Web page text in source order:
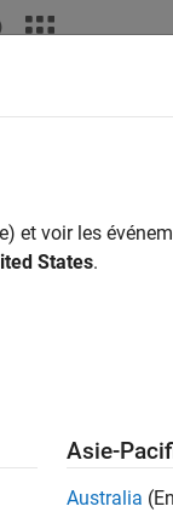
et voir les
States.
Asie-
Australia